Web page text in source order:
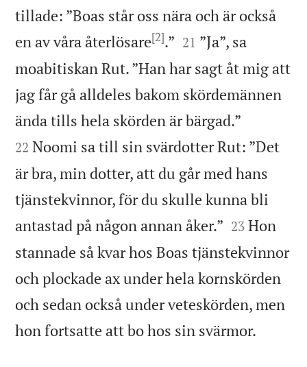
tillade: ”Boas står oss nära och är också
en av våra återlösare[2].” 

21 ”Ja”, sa
moabitiskan Rut. ”Han har sagt åt mig att
jag får gå alldeles bakom skördemännen
ända tills hela skörden är bärgad.”
22 Noomi sa till sin svärdotter Rut: ”Det
är bra, min dotter, att du går med hans
tjänstekvinnor, för du skulle kunna bli
antastad på någon annan åker.” 

23 Hon
stannade så kvar hos Boas tjänstekvinnor
och plockade ax under hela kornskörden
och sedan också under veteskörden, men
hon fortsatte att bo hos sin svärmor.